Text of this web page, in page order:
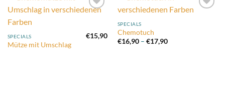
SPECIALS
Mütze mit Umschlag
€15,90
SPECIALS
Chemotuch
€16,90 – €17,90Preisspanne: